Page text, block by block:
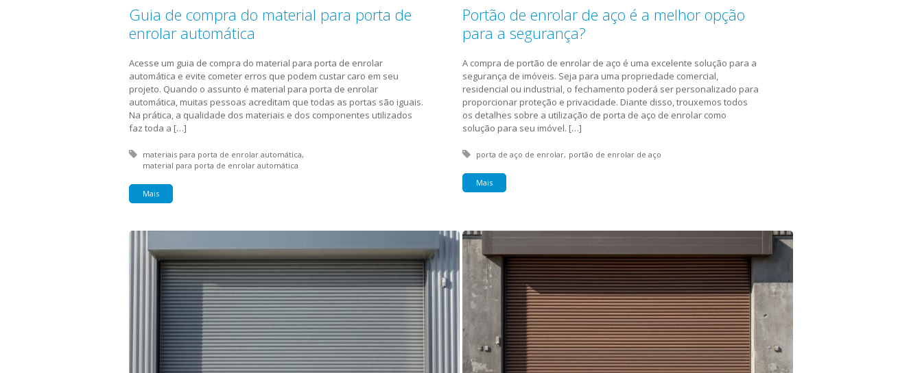
Guia de compra do material para porta de
enrolar automática
Acesse um guia de compra do material para porta de enrolar
automática e evite cometer erros que podem custar caro em seu
projeto. Quando o assunto é material para porta de enrolar
automática, muitas pessoas acreditam que todas as portas são iguais.
Na prática, a qualidade dos materiais e dos componentes utilizados
faz toda a […]
Tagged with:
materiais para porta de enrolar automática
material para porta de enrolar automática
Mais
Portão de enrolar de aço é a melhor opção
para a segurança?
A compra de portão de enrolar de aço é uma excelente solução para a
segurança de imóveis. Seja para uma propriedade comercial,
residencial ou industrial, o fechamento poderá ser personalizado para
proporcionar proteção e privacidade. Diante disso, trouxemos todos
os detalhes sobre a utilização de porta de aço de enrolar como
solução para seu imóvel. […]
Tagged with:
porta de aço de enrolar portão de enrolar de aço
Mais